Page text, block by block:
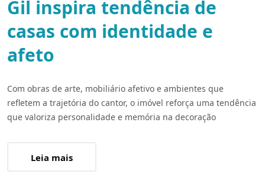
Gil inspira tendência de
casas com identidade e
afeto
Com obras de arte, mobiliário afetivo e ambientes que
refletem a trajetória do cantor, o imóvel reforça uma tendência
que valoriza personalidade e memória na decoração
Leia mais